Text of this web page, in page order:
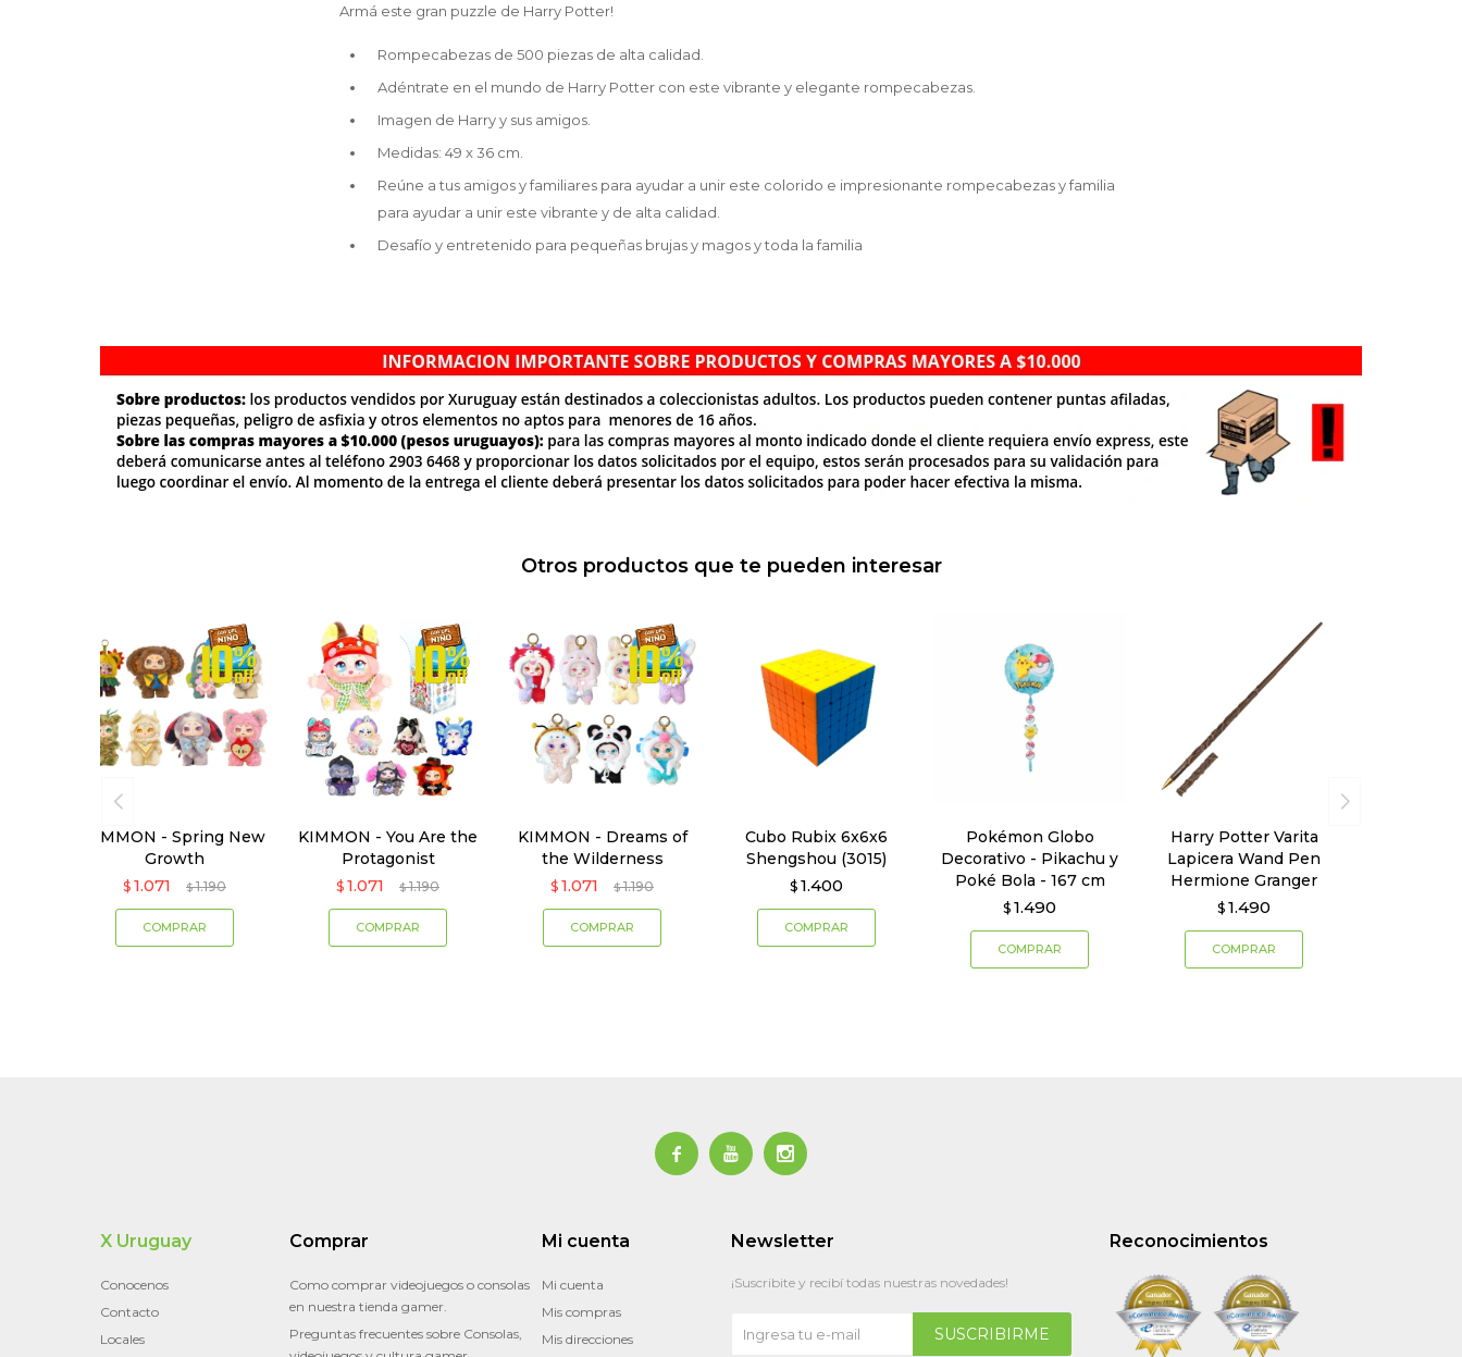
Armá este gran puzzle de Harry Potter!
Rompecabezas de 500 piezas de alta calidad.
Adéntrate en el mundo de Harry Potter con este vibrante y elegante rompecabezas.
Imagen de Harry y sus amigos.
Medidas: 49 x 36 cm.
Reúne a tus amigos y familiares para ayudar a unir este colorido e impresionante rompecabezas y familia
para ayudar a unir este vibrante y de alta calidad.
Desafío y entretenido para pequeñas brujas y magos y toda la familia
Otros productos que te pueden interesar
KIMMON - Spring New
Growth
$ 1.071 $ 1.190
KIMMON - You Are the
Protagonist
$ 1.071 $ 1.190
KIMMON - Dreams of
the Wilderness
$ 1.071 $ 1.190
Cubo Rubix 6x6x6
Shengshou (3015)
$ 1.400
Pokémon Globo
Decorativo - Pikachu y
Poké Bola - 167 cm
$ 1.490
Harry Potter Varita
Lapicera Wand Pen
Hermione Granger
$ 1.490
  
Reconocimientos
X Uruguay
Conocenos
Contacto
Locales
Comprar
Como comprar videojuegos o consolas
en nuestra tienda gamer.
Preguntas frecuentes sobre Consolas,
Mi cuenta
Mi cuenta
Mis compras
Mis direcciones
Newsletter
¡Suscribite y recibí todas nuestras novedades!
SUSCRIBIRME